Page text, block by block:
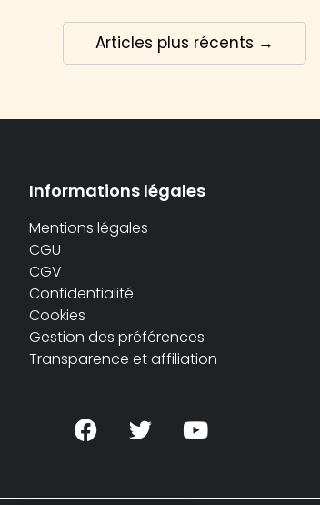
Articles plus récents →
Informations légales
Mentions légales
CGU
CGV
Confidentialité
Cookies
Gestion des préférences
Transparence et affiliation